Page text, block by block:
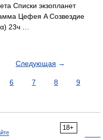
Списки экзопланет
Цефея A Созвездие
23ч …
Следующая →
6 7 8
9
18+